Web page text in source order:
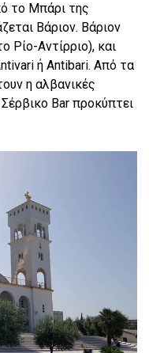
το Μπάρι της
Βάριον. Βάριον
Ρίο-Αντίρριο), και
ή Antibari. Από τα
η αλβανικές
Bar προκύπτει